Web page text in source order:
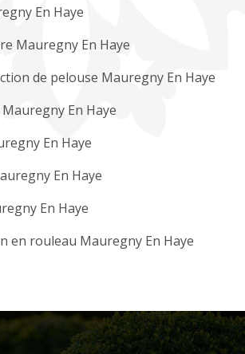
En Haye
Mauregny En Haye
de pelouse Mauregny En Haye
En Haye
En Haye
En Haye
En Haye
en rouleau Mauregny En Haye